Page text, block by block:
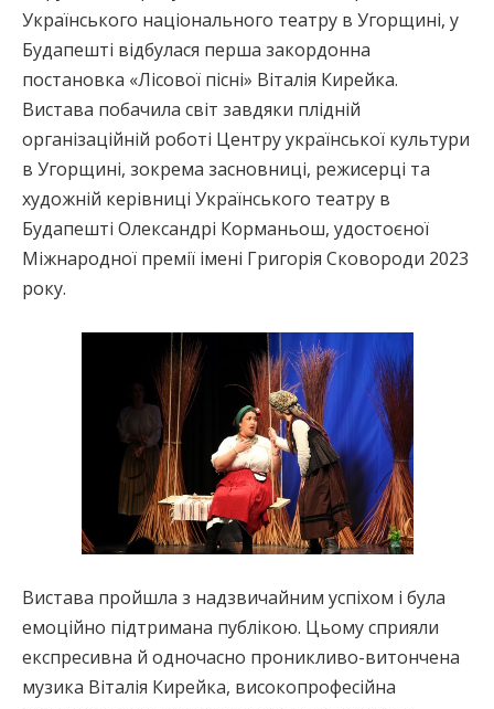
Українського національного театру в Угорщині, у
Будапешті відбулася перша закордонна
постановка «Лісової пісні» Віталія Кирейка.
Вистава побачила світ завдяки плідній
організаційній роботі Центру української культури
в Угорщині, зокрема засновниці, режисерці та
художній керівниці Українського театру в
Будапешті Олександрі Корманьош, удостоєної
Міжнародної премії імені Григорія Сковороди 2023
року.
Вистава пройшла з надзвичайним успіхом і була
емоційно підтримана публікою. Цьому сприяли
експресивна й одночасно проникливо-витончена
музика Віталія Кирейка, високопрофесійна